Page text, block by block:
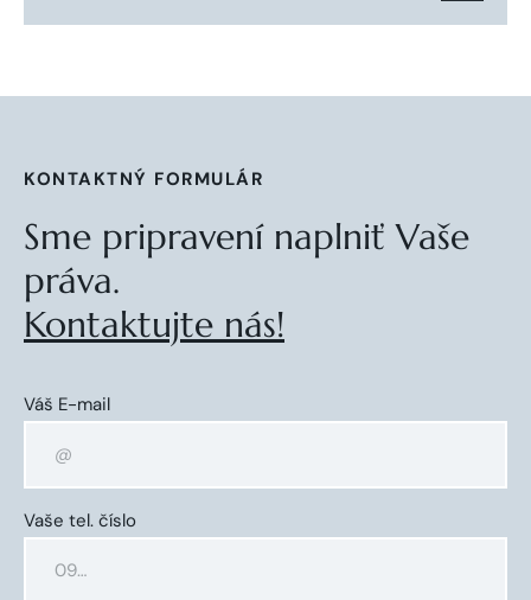
KONTAKTNÝ FORMULÁR
Sme pripravení naplniť Vaše
práva.
Kontaktujte nás!
Váš E-mail
Vaše tel. číslo